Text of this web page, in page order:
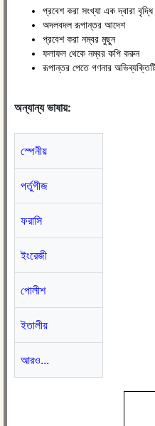
প্রবেশ করা সংখ্যা এক দ্বারা বৃদ্ধি
অদলবদল রূপান্তর আদেশ
প্রবেশ করা নম্বর মুছুন
ফলাফল থেকে নম্বর কপি করুন
রূপান্তর পেতে গণনার
অন্যান্য ভাষায়:
স্পেনীয়
পর্তুগীজ
ফরাসি
ইংরেজী
পোলীশ
ইতালীয়
আরও...